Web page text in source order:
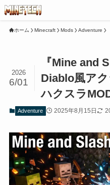
ホーム Minecraft Mods Adventure
『Mine and
Diablo風ア
ハクスラ
2026
6/01
Adventure 2025年8月15日